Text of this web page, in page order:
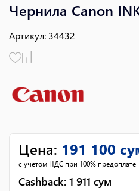
Чернила Canon
Артикул: 34432
Цена: 191 100
с учётом НДС при 100% предоплате
Cashback: 1 911 сум